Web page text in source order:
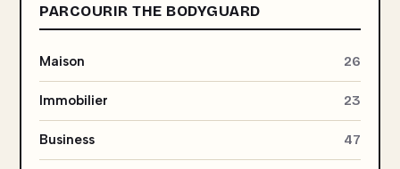
PARCOURIR THE BODYGUARD
Maison 26
Immobilier 23
Business 47